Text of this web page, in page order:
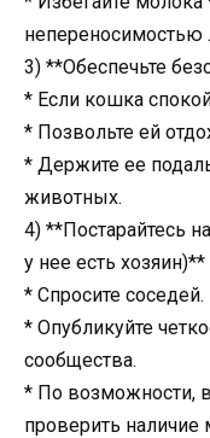
непереносимостью
3) **Обеспечьте
* Если кошка
* Позвольте ей
* Держите ее
животных.
4) **Постарайтесь
у нее есть хозяин)**
* Спросите соседей.
* Опубликуйте
сообщества.
* По возможности,
проверить наличие